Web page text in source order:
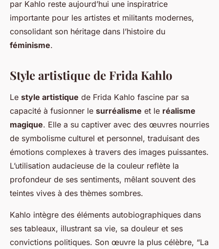
par Kahlo reste aujourd’hui une inspiratrice
importante pour les artistes et militants modernes,
consolidant son héritage dans l’histoire du
féminisme.
Style artistique de Frida Kahlo
Le style artistique de Frida Kahlo fascine par sa
capacité à fusionner le surréalisme et le réalisme
magique. Elle a su captiver avec des œuvres nourries
de symbolisme culturel et personnel, traduisant des
émotions complexes à travers des images puissantes.
L’utilisation audacieuse de la couleur reflète la
profondeur de ses sentiments, mêlant souvent des
teintes vives à des thèmes sombres.
Kahlo intègre des éléments autobiographiques dans
ses tableaux, illustrant sa vie, sa douleur et ses
convictions politiques. Son œuvre la plus célèbre, “La